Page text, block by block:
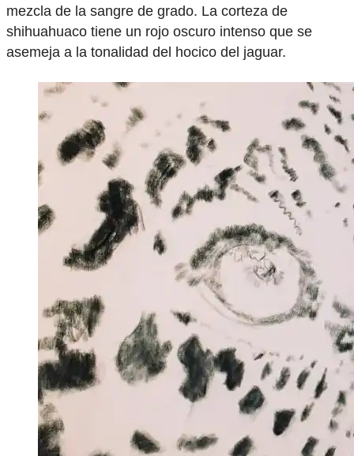
mezcla de la sangre de grado. La corteza de
shihuahuaco tiene un rojo oscuro intenso que se
asemeja a la tonalidad del hocico del jaguar.